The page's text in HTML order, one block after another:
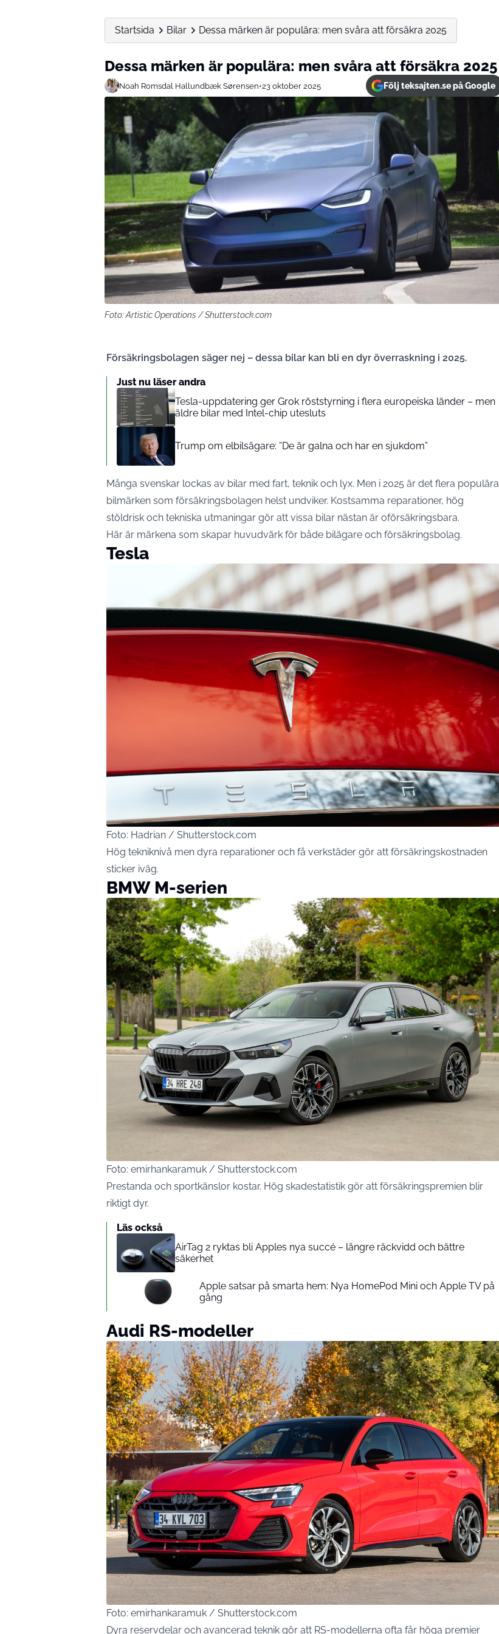
Startsida Bilar Dessa märken är populära: men svåra att försäkra 2025
Dessa märken är populära: men svåra att försäkra 2025
Noah Romsdal Hallundbæk Sørensen•23 oktober 2025 Följ teksajten.se på Google
Foto: Artistic Operations / Shutterstock.com
Försäkringsbolagen säger nej – dessa bilar kan bli en dyr överraskning i 2025.
Just nu läser andra
Tesla-uppdatering ger Grok röststyrning i flera europeiska länder – men
äldre bilar med Intel-chip utesluts
Trump om elbilsägare: ”De är galna och har en sjukdom”
Många svenskar lockas av bilar med fart, teknik och lyx. Men i 2025 är det flera populära
bilmärken som försäkringsbolagen helst undviker. Kostsamma reparationer, hög
stöldrisk och tekniska utmaningar gör att vissa bilar nästan är oförsäkringsbara.
Här är märkena som skapar huvudvärk för både bilägare och försäkringsbolag.
Tesla
Foto: Hadrian / Shutterstock.com
Hög tekniknivå men dyra reparationer och få verkstäder gör att försäkringskostnaden
sticker iväg.
BMW M-serien
Foto: emirhankaramuk / Shutterstock.com
Prestanda och sportkänslor kostar. Hög skadestatistik gör att försäkringspremien blir
riktigt dyr.
Läs också
AirTag 2 ryktas bli Apples nya succé – längre räckvidd och bättre
säkerhet
Apple satsar på smarta hem: Nya HomePod Mini och Apple TV på
gång
Audi RS-modeller
Foto: emirhankaramuk / Shutterstock.com
Dyra reservdelar och avancerad teknik gör att RS-modellerna ofta får höga premier